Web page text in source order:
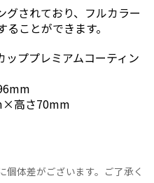
グされており、フルカラー
ことができます。
ププレミアムコーティン
高さ70mm
個体差がございます。ご了承く